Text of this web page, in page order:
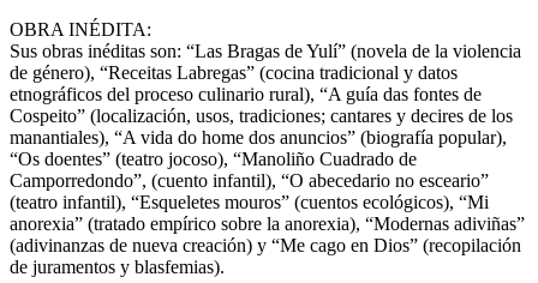
OBRA INÉDITA:
Sus obras inéditas son: “Las Bragas de Yulí” (novela de la violencia
de género), “Receitas Labregas” (cocina tradicional y datos
etnográficos del proceso culinario rural), “A guía das fontes de
Cospeito” (localización, usos, tradiciones; cantares y decires de los
manantiales), “A vida do home dos anuncios” (biografía popular),
“Os doentes” (teatro jocoso), “Manoliño Cuadrado de
Camporredondo”, (cuento infantil), “O abecedario no esceario”
(teatro infantil), “Esqueletes mouros” (cuentos ecológicos), “Mi
anorexia” (tratado empírico sobre la anorexia), “Modernas adiviñas”
(adivinanzas de nueva creación) y “Me cago en Dios” (recopilación
de juramentos y blasfemias).